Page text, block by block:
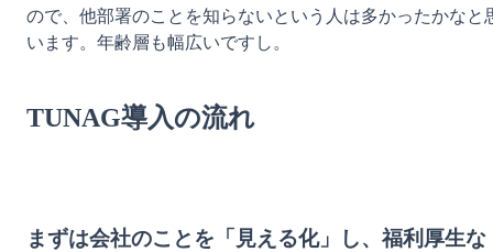
ので、他部署のことを知らないという人は多かったかなと
います。年齢層も幅広いですし。
TUNAG導入の流れ
まずは会社のことを「見える化」し、福利厚生な